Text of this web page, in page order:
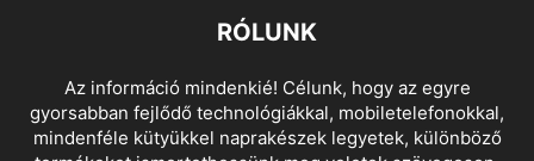
RÓLUNK
Az információ mindenkié! Célunk, hogy az egyre
gyorsabban fejlődő technológiákkal, mobiletelefonokkal,
mindenféle kütyükkel naprakészek legyetek, különböző